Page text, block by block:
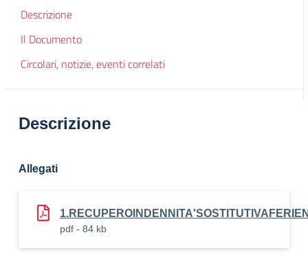
Descrizione
Il Documento
Circolari, notizie, eventi correlati
Descrizione
Allegati
pdf - 84 kb